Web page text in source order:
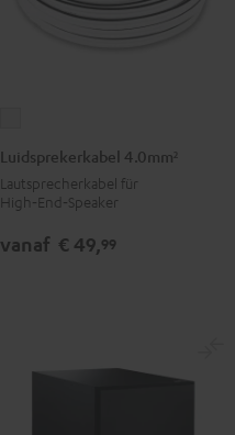
4.0mm²
Wit
Luidsprekerkabel 4.0mm²
Lautsprecherkabel für
High‑End‑Speaker
vanaf € 49,99